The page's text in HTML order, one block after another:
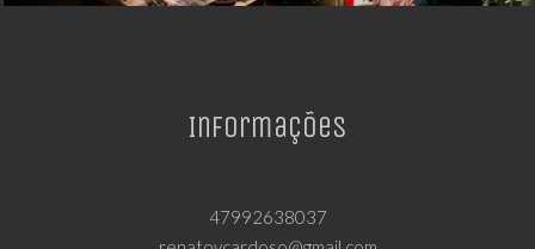
Informações
47992638037